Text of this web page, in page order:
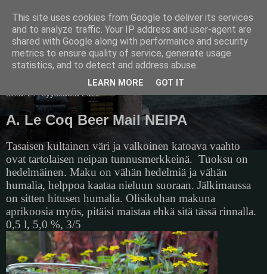
Pullollinen
tiistai 27. syyskuuta 2022
A. Le Coq Beer Mail NEIPA
Tasaisen kultainen väri ja valkoinen katoava vaahto
ovat tartolaisen neipan tunnusmerkkeinä. Tuoksu on
hedelmäinen. Maku on vähän hedelmiä ja vähän
humalia, helppoa kaataa nieluun suoraan. Jälkimaussa
on sitten hitusen humalia. Olisikohan makuna
aprikoosia myös, pitäisi maistaa ehkä sitä tässä rinnalla.
0,5 l, 5,0 %, 3/5
This site uses cookies from Google to deliver its services
and to analyze traffic. Your IP address and user-agent are
shared with Google along with performance and security
metrics to ensure quality of service, generate usage
statistics, and to detect and address abuse.
LEARN MORE GOT IT